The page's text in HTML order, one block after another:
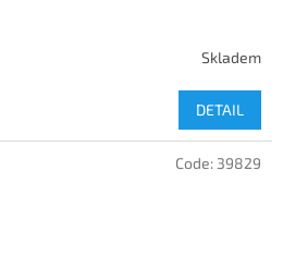
Skladem
DETAIL
Code: 39829